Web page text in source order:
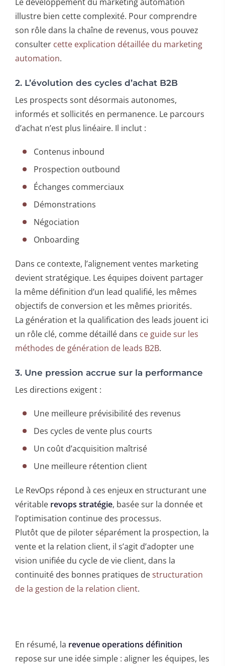
illustre bien cette complexité. Pour comprendre
son rôle dans la chaîne de revenus, vous pouvez
consulter cette explication détaillée du marketing
automation.
2. L’évolution des cycles d’achat B2B
Les prospects sont désormais autonomes,
informés et sollicités en permanence. Le parcours
d’achat n’est plus linéaire. Il inclut :
Contenus inbound
Prospection outbound
Échanges commerciaux
Démonstrations
Négociation
Onboarding
Dans ce contexte, l’alignement ventes marketing
devient stratégique. Les équipes doivent partager
la même définition d’un lead qualifié, les mêmes
objectifs de conversion et les mêmes priorités.
La génération et la qualification des leads jouent ici
un rôle clé, comme détaillé dans ce guide sur les
méthodes de génération de leads B2B.
3. Une pression accrue sur la performance
Les directions exigent :
Une meilleure prévisibilité des revenus
Des cycles de vente plus courts
Un coût d’acquisition maîtrisé
Une meilleure rétention client
Le RevOps répond à ces enjeux en structurant une
véritable revops stratégie, basée sur la donnée et
l’optimisation continue des processus.
Plutôt que de piloter séparément la prospection, la
vente et la relation client, il s’agit d’adopter une
vision unifiée du cycle de vie client, dans la
continuité des bonnes pratiques destructuration
de la gestion de la relation client.
En résumé, la revenue operations définition
repose sur une idée simple : aligner les équipes, les